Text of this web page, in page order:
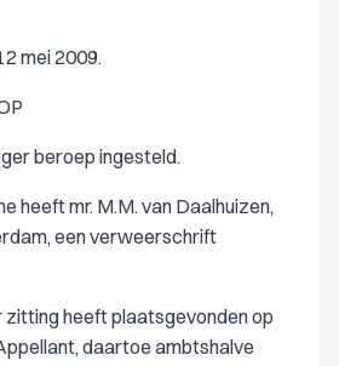
mei 2009.
beroep ingesteld.
heeft mr. M.M. van Daalhuizen,
een verweerschrift
heeft plaatsgevonden op
daartoe ambtshalve